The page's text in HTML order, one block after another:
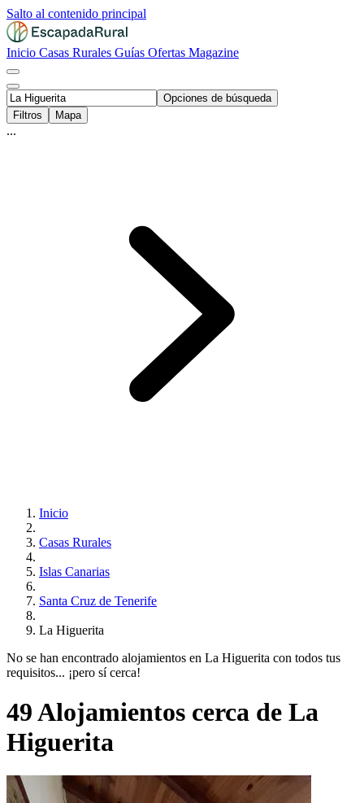
Salto al contenido principal
Inicio Casas Rurales Guías Ofertas Magazine
Opciones de búsqueda
Filtros
Mapa
...
Inicio
Casas Rurales
Islas Canarias
Santa Cruz de Tenerife
La Higuerita
No se han encontrado alojamientos en La Higuerita con todos tus
requisitos... ¡pero sí cerca!
49 Alojamientos cerca de La
Higuerita